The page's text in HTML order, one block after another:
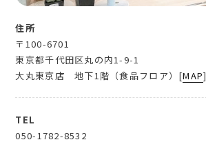
住所
〒100-6701
東京都千代田区丸の内1-9-1
大丸東京店 地下1階（食品フロア）[MAP]
TEL
050-1782-8532